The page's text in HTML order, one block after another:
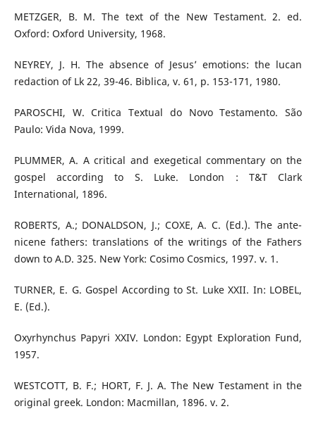
METZGER, B. M. The text of the New Testament. 2. ed.
Oxford: Oxford University, 1968.
NEYREY, J. H. The absence of Jesus’ emotions: the lucan
redaction of Lk 22, 39-46. Biblica, v. 61, p. 153-171, 1980.
PAROSCHI, W. Critica Textual do Novo Testamento. São
Paulo: Vida Nova, 1999.
PLUMMER, A. A critical and exegetical commentary on the
gospel according to S. Luke. London : T&T Clark
International, 1896.
ROBERTS, A.; DONALDSON, J.; COXE, A. C. (Ed.). The ante-
nicene fathers: translations of the writings of the Fathers
down to A.D. 325. New York: Cosimo Cosmics, 1997. v. 1.
TURNER, E. G. Gospel According to St. Luke XXII. In: LOBEL,
E. (Ed.).
Oxyrhynchus Papyri XXIV. London: Egypt Exploration Fund,
1957.
WESTCOTT, B. F.; HORT, F. J. A. The New Testament in the
original greek. London: Macmillan, 1896. v. 2.